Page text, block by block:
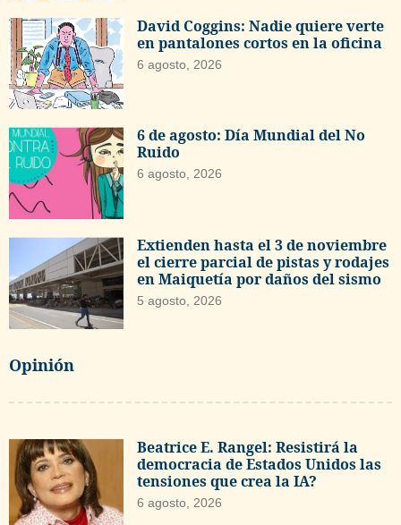
David Coggins: Nadie quiere verte
en pantalones cortos en la oficina
6 agosto, 2026
6 de agosto: Día Mundial del No
Ruido
6 agosto, 2026
Extienden hasta el 3 de noviembre
el cierre parcial de pistas y rodajes
en Maiquetía por daños del sismo
5 agosto, 2026
Opinión
Beatrice E. Rangel: Resistirá la
democracia de Estados Unidos las
tensiones que crea la IA?
6 agosto, 2026